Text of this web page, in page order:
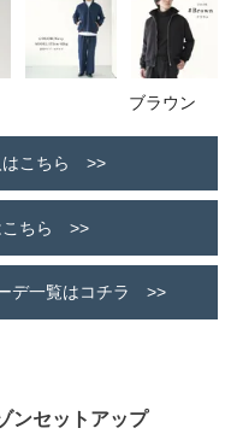
ブラウン
はこちら >>
こちら >>
デ一覧はコチラ >>
ンセットアップ